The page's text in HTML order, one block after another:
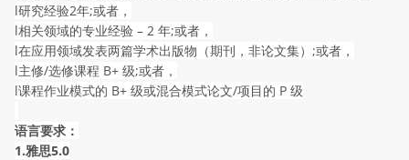
l研究经验2年;或者，
l相关领域的专业经验 – 2 年;或者，
l在应用领域发表两篇学术出版物（期刊，非论文集）;或者，
l主修/选修课程 B+ 级;或者，
l课程作业模式的 B+ 级或混合模式论文/项目的 P 级
语言要求：
1.雅思5.0